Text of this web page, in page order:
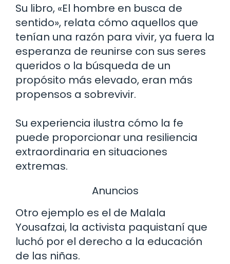
Su libro, «El hombre en busca de
sentido», relata cómo aquellos que
tenían una razón para vivir, ya fuera la
esperanza de reunirse con sus seres
queridos o la búsqueda de un
propósito más elevado, eran más
propensos a sobrevivir.
Su experiencia ilustra cómo la fe
puede proporcionar una resiliencia
extraordinaria en situaciones
extremas.
Anuncios
Otro ejemplo es el de Malala
Yousafzai, la activista paquistaní que
luchó por el derecho a la educación
de las niñas.